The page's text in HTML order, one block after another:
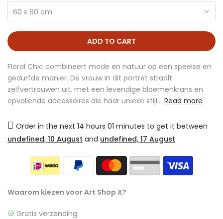
60 x 60 cm
ADD TO CART
Floral Chic combineert mode en natuur op een speelse en
gedurfde manier. De vrouw in dit portret straalt
zelfvertrouwen uit, met een levendige bloemenkrans en
opvallende accessoires die haar unieke stijl... Read more
Order in the next 14 hours 01 minutes to get it between
undefined, 10 August and undefined, 17 August
Waarom kiezen voor Art Shop X?
Gratis verzending